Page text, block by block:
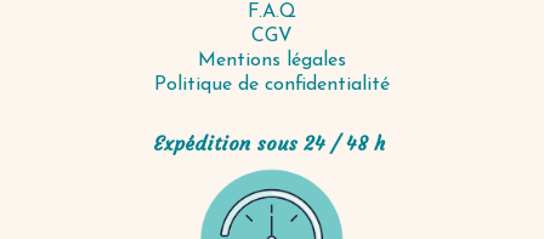
F.A.Q
CGV
Mentions légales
Politique de confidentialité
Expédition sous 24 / 48 h